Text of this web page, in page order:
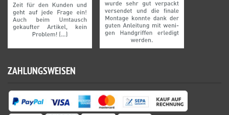
ZAHLUNGSWEISEN